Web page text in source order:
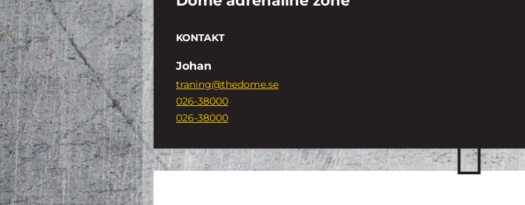
KONTAKT
Johan
traning@thedome.se
026-38000
026-38000